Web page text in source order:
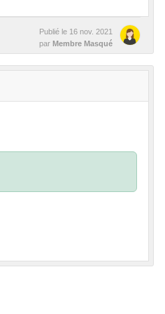
Publié le 16 nov. 2021
par Membre Masqué